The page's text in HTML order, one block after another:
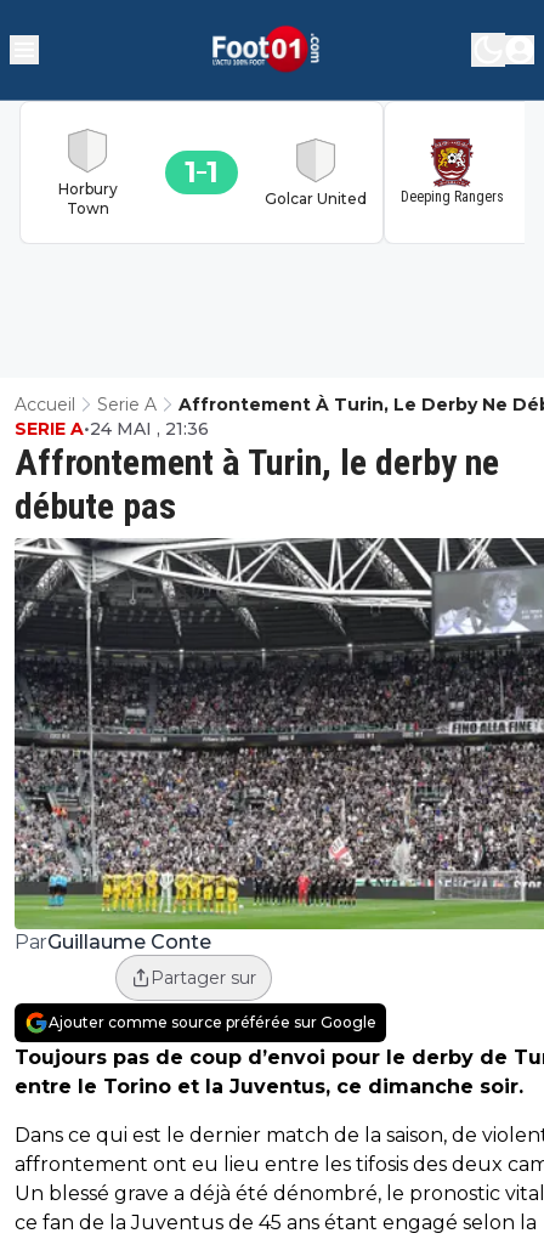
Horbury
Town
1 1
Golcar United Deeping Rangers
Accueil Serie A
Affrontement À Turin, Le Derby Ne
Pas
Affrontement à Turin, le derby ne
débute pas
SERIE A•24 MAI , 21:36
ParGuillaume Conte
Partager sur
Ajouter comme source préférée sur Google
Toujours pas de coup d’envoi pour le derby de
entre le Torino et la Juventus, ce dimanche soir.
Dans ce qui est le dernier match de la saison, de
affrontement ont eu lieu entre les tifosis des deux
Un blessé grave a déjà été dénombré, le pronostic
ce fan de la Juventus de 45 ans étant engagé selon la